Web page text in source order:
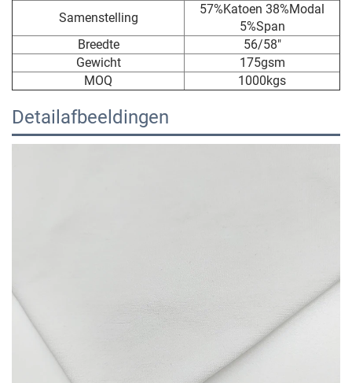
Samenstelling
57%Katoen 38%Modal
5%Span
Breedte
56/58"
Gewicht
175gsm
MOQ
1000kgs
Detailafbeeldingen